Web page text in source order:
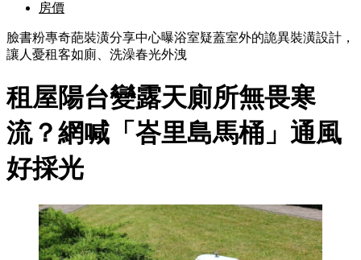
房價
臉書粉專奇葩裝潢分享中心曝浴室疑蓋室外的詭異裝潢設計，
讓人憂租客如廁、洗澡春光外洩
租屋陽台變露天廁所無畏寒
流？網喊「峇里島馬桶」通風
好採光